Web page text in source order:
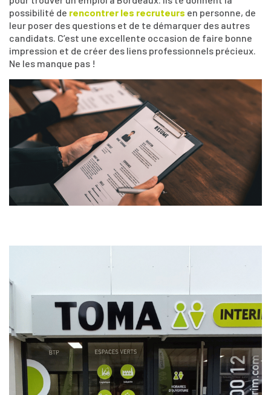
possibilité de rencontrer les recruteurs en personne, de
leur poser des questions et de te démarquer des autres
candidats. C’est une excellente occasion de faire bonne
impression et de créer des liens professionnels précieux.
Ne les manque pas !